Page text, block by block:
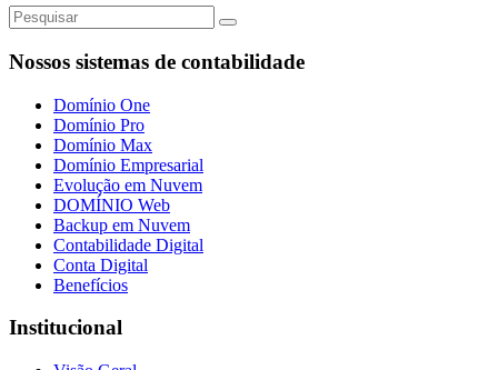
Nossos sistemas de contabilidade
Domínio One
Domínio Pro
Domínio Max
Domínio Empresarial
Evolução em Nuvem
DOMÍNIO Web
Backup em Nuvem
Contabilidade Digital
Conta Digital
Benefícios
Institucional